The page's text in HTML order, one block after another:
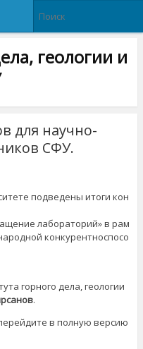
геологии и
для научно-
СФУ.
подведены итоги кон
лабораторий» в рам
конкурентноспосо
горного дела, геологии
.
в полную версию